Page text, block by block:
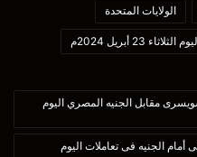
الولايات المتحدة
أبريل 2024م
مقابل الجنيه المصري اليوم
الجنيه فى تعاملات اليوم